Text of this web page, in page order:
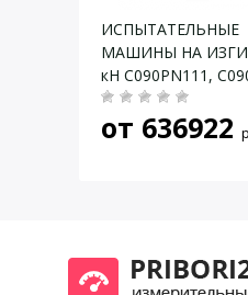
ИСПЫТАТЕЛЬНЫЕ
МАШИНЫ НА
кН С090РN111,
от 636922